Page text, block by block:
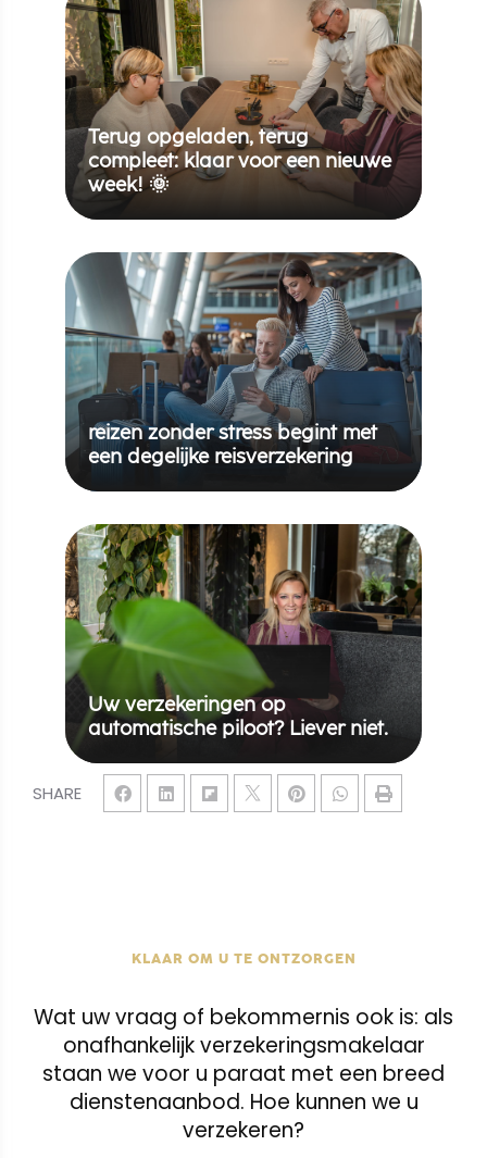
SHARE
Terug opgeladen, terug
compleet: klaar voor een nieuwe
week! 🌞
reizen zonder stress begint met
een degelijke reisverzekering
Uw verzekeringen op
automatische piloot? Liever niet.
KLAAR OM U TE ONTZORGEN
Wat uw vraag of bekommernis ook is: als
onafhankelijk verzekeringsmakelaar
staan we voor u paraat met een breed
dienstenaanbod. Hoe kunnen we u
verzekeren?